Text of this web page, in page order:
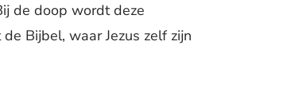
de doop wordt deze
Bijbel, waar Jezus zelf zijn